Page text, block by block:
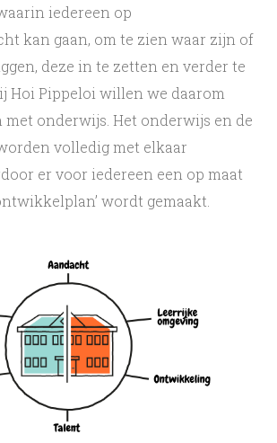
iedereen op
kan gaan, om te zien waar zijn of
deze in te zetten en verder te
Hoi Pippeloi willen we daarom
met onderwijs. Het onderwijs en de
volledig met elkaar
er voor iedereen een op maat
wordt gemaakt.